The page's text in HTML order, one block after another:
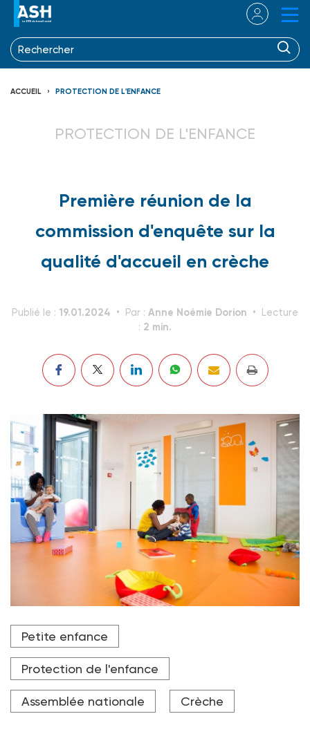
ACCUEIL PROTECTION DE L'ENFANCE
PROTECTION DE L'ENFANCE
Première réunion de la
commission d'enquête sur la
qualité d'accueil en crèche
Publié le : 19.01.2024 Par : Anne Noémie Dorion
Lecture
: 2 min.
Les conditions d'accueil en crèche vont être
examinées par une commission d'enquête mise en
Crédit photo Hans Lucas via AFP
Petite enfance
Protection de l'enfance
Assemblée nationale Crèche